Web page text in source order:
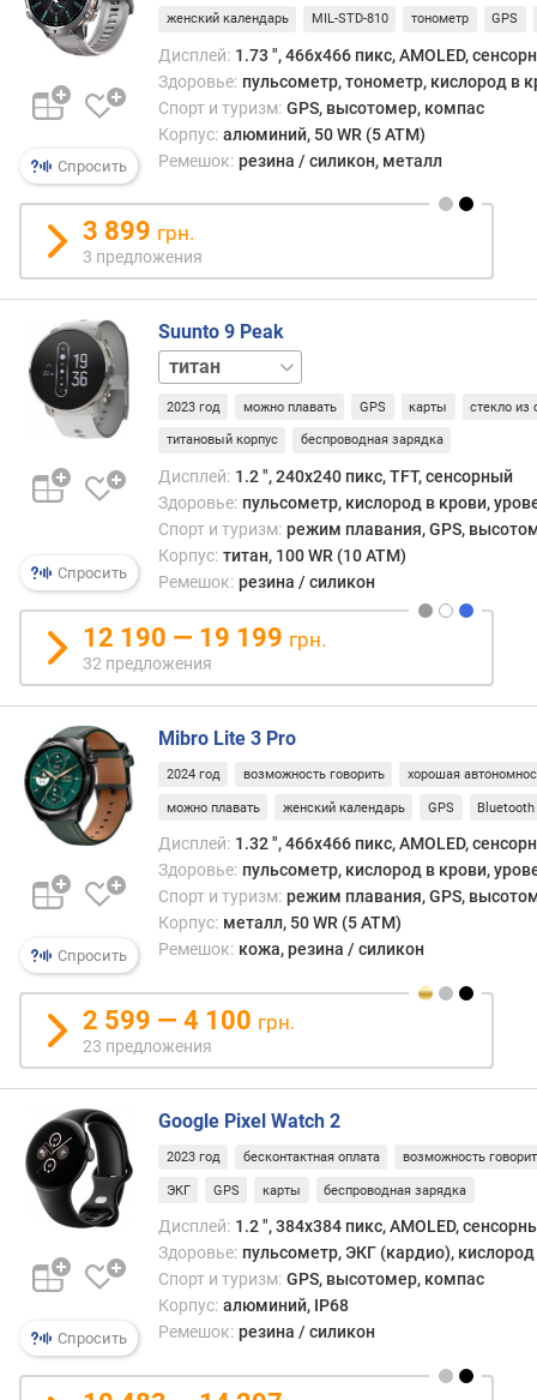
)
(
)
р
е
м
я
о
т
ы
(
G
P
S
ч
)
т
о
л
и
н
а
в
с
(
)
и
н
т
е
р
ф
е
й
с
о
д
л
Спросить
женский календарь MIL-STD-810 тонометр GPS
Дисплей: 1.73 ", 466x466 пикс, AMOLED,
Здоровье: пульсометр, тонометр, кислород в
Спорт и туризм: GPS, высотомер, компас
Корпус: алюминий, 50 WR (5 ATM)
Ремешок: резина / силикон, металл
3 899 грн.
3 предложения
Спросить
Suunto 9 Peak
сталь
2023 год можно плавать GPS карты стекло из
титановый корпус беспроводная зарядка
Дисплей: 1.2 ", 240x240 пикс, TFT, сенсорный
Здоровье: пульсометр, кислород в крови,
Спорт и туризм: режим плавания, GPS,
Корпус: титан, 100 WR (10 ATM)
Ремешок: резина / силикон
12 190 — 19 199 грн.
32 предложения
Спросить
Mibro Lite 3 Pro
2024 год возможность говорить хорошая
можно плавать женский календарь GPS Bluetooth
Дисплей: 1.32 ", 466x466 пикс, AMOLED,
Здоровье: пульсометр, кислород в крови,
Спорт и туризм: режим плавания, GPS,
Корпус: металл, 50 WR (5 ATM)
Ремешок: кожа, резина / силикон
2 599 — 4 100 грн.
23 предложения
Спросить
Google Pixel Watch 2
2023 год бесконтактная оплата возможность
ЭКГ GPS карты беспроводная зарядка
Дисплей: 1.2 ", 384x384 пикс, AMOLED,
Здоровье: пульсометр, ЭКГ (кардио), кислород
Спорт и туризм: GPS, высотомер, компас
Корпус: алюминий, IP68
Ремешок: резина / силикон